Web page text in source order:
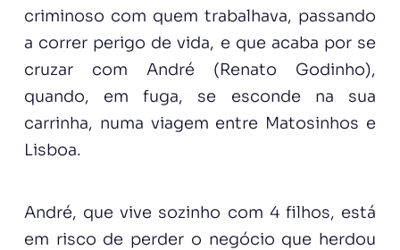
criminoso com quem trabalhava, passando
a correr perigo de vida, e que acaba por se
cruzar com André (Renato Godinho),
quando, em fuga, se esconde na sua
carrinha, numa viagem entre Matosinhos e
Lisboa.
André, que vive sozinho com 4 filhos, está
em risco de perder o negócio que herdou